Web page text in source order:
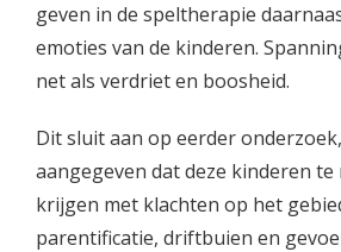
geven in de speltherapie
emoties van de kinderen.
net als verdriet en boosheid.
Dit sluit aan op eerder
aangegeven dat deze kinderen
krijgen met klachten op het
parentificatie, driftbuien en